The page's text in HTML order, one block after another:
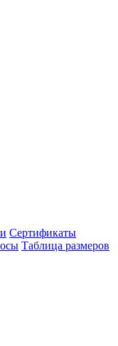
Сертификаты
Таблица размеров